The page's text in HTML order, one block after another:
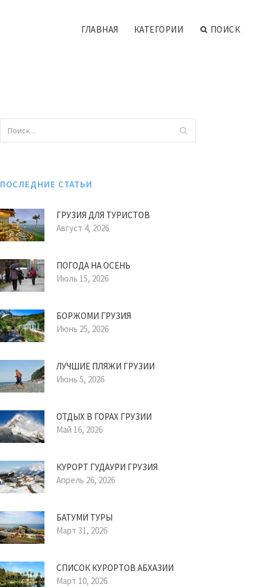
ГЛАВНАЯ КАТЕГОРИИ ПОИСК
ПОСЛЕДНИЕ СТАТЬИ
ГРУЗИЯ ДЛЯ ТУРИСТОВ
Август 4, 2026
ПОГОДА НА ОСЕНЬ
Июль 15, 2026
БОРЖОМИ ГРУЗИЯ
Июнь 25, 2026
ЛУЧШИЕ ПЛЯЖИ ГРУЗИИ
Июнь 5, 2026
ОТДЫХ В ГОРАХ ГРУЗИИ
Май 16, 2026
КУРОРТ ГУДАУРИ ГРУЗИЯ
Апрель 26, 2026
БАТУМИ ТУРЫ
Март 31, 2026
СПИСОК КУРОРТОВ АБХАЗИИ
Март 10, 2026